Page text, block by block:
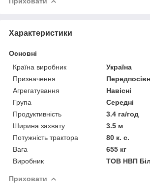
Характеристики
Основні
Країна виробник
Україна
Призначення
Агрегатування
Навісні
Група
Середні
Продуктивність
3.4 га/год
Ширина захвату
3.5 м
Потужність трактора
80 к. с.
Вага
655 кг
Виробник
ТОВ НВП
Приховати